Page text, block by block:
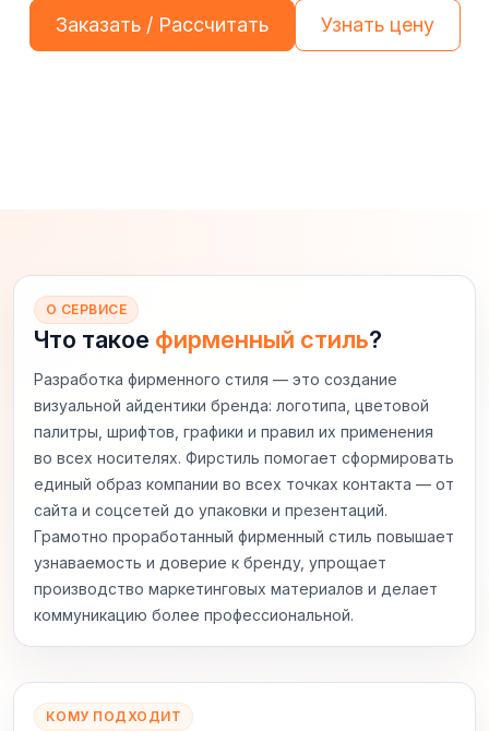
Заказать / Рассчитать Узнать цену
О СЕРВИСЕ
Что такое фирменный стиль?
Разработка фирменного стиля — это создание
визуальной айдентики бренда: логотипа, цветовой
палитры, шрифтов, графики и правил их применения
во всех носителях. Фирстиль помогает сформировать
единый образ компании во всех точках контакта — от
сайта и соцсетей до упаковки и презентаций.
Грамотно проработанный фирменный стиль повышает
узнаваемость и доверие к бренду, упрощает
производство маркетинговых материалов и делает
коммуникацию более профессиональной.
КОМУ ПОДХОДИТ